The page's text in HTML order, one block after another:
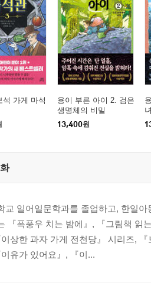
석 가게 마석
용이 부른 아이 2. 검은
생명체의 비밀
13,400원
교 일어일문학과를 졸업하고, 한일
『폭풍우 치는 밤에』, 『그림책 읽
상한 과자 가게 전천당』 시리즈,
유가 있어요』, 『이...